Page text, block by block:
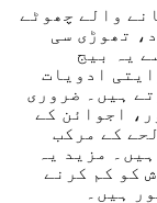
والے چھوٹے
تھوڑی سی
یہ بیج
ادویات
ہیں۔ ضروری
اجوائن کے
کے مرکب
مزید یہ
کو کم کرنے
ہیں۔